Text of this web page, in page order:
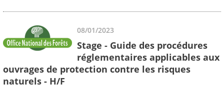
08/01/2023
Stage - Guide des procédures
réglementaires applicables aux
ouvrages de protection contre les risques
naturels - H/F